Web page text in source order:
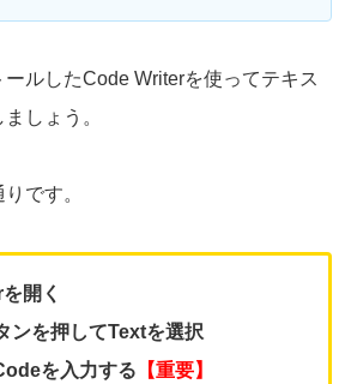
ルしたCode Writerを使ってテキス
しょう。
です。
開く
を押してTextを選択
を入力する 【重要】